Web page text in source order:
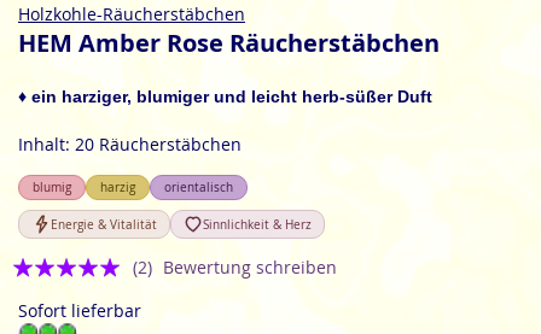
Zum
Anfang
Bildgalerie
springen
Holzkohle-Räucherstäbchen
HEM Amber Rose Räucherstäbchen
♦ ein harziger, blumiger und leicht herb-süßer Duft
Inhalt: 20 Räucherstäbchen
blumig harzig orientalisch
Energie & Vitalität Sinnlichkeit & Herz
Bewertung:
(2) Bewertung schreiben
Sofort lieferbar